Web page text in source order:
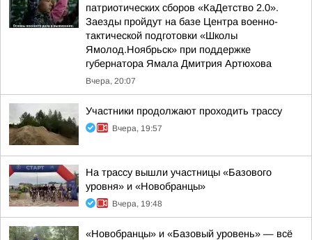
патриотических сборов «КаДетство 2.0».
Заезды пройдут на базе Центра военно-
тактической подготовки «Школы
Ямолод.Ноябрьск» при поддержке
губернатора Ямала Дмитрия Артюхова
Вчера, 20:07
Участники продолжают проходить трассу
Вчера, 19:57
На трассу вышли участницы «Базового
уровня» и «Новобранцы»
Вчера, 19:48
«Новобранцы» и «Базовый уровень» — всё